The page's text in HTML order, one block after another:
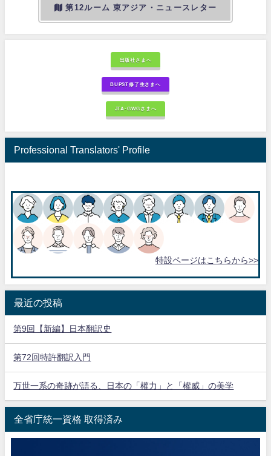
第12ルーム 東アジア・ニュースレター
出版社さまへ
BUPST修了生さまへ
JTA-GWGさまへ
Professional Translators' Profile
特設ページはこちらから>>
最近の投稿
第9回【新編】日本翻訳史
第72回特許翻訳入門
万世一系の奇跡が語る、日本の「權力」と「權威」の美学
全省庁統一資格 取得済み